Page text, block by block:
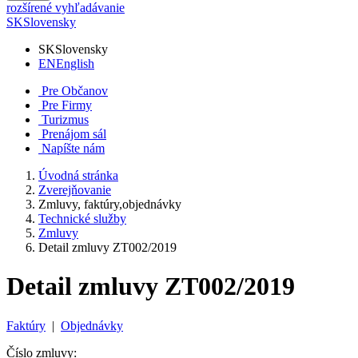
rozšírené vyhľadávanie
SKSlovensky
SKSlovensky
ENEnglish
Pre Občanov
Pre Firmy
Turizmus
Prenájom sál
Napíšte nám
Úvodná stránka
Zverejňovanie
Zmluvy, faktúry,objednávky
Technické služby
Zmluvy
Detail zmluvy ZT002/2019
Detail zmluvy ZT002/2019
Faktúry | Objednávky
Číslo zmluvy: